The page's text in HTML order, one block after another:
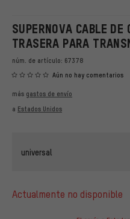
SUPERNOVA CABLE DE
TRASERA PARA
núm. de artículo: 67378
Aún no hay comentarios
más gastos de envío
a Estados Unidos
universal
actualmente no disponible